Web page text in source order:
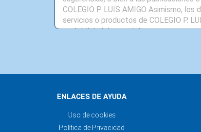
ENLACES DE AYUDA
Uso de cookies
Política de Privacidad